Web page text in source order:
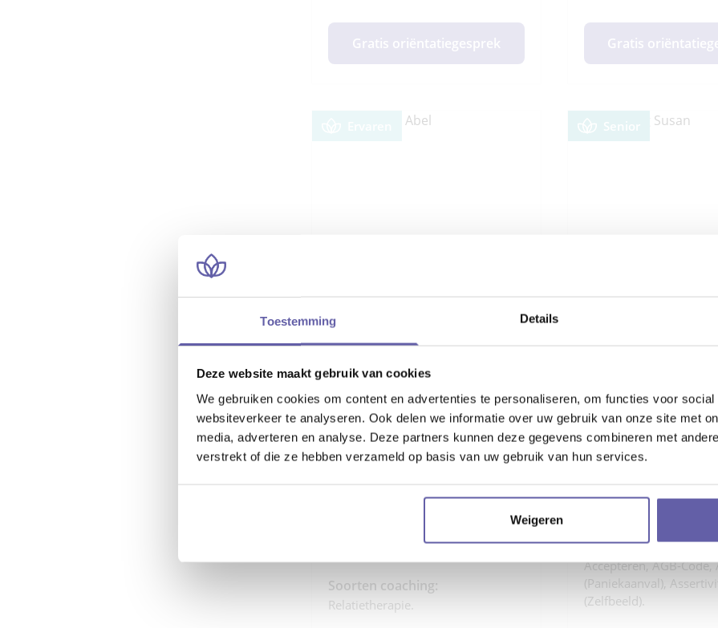
Toestemming Details
Deze website maakt gebruik van cookies
We gebruiken cookies om content en advertenties te personaliseren, om functies voor
websiteverkeer te analyseren. Ook delen we informatie over uw gebruik van onze site met
media, adverteren en analyse. Deze partners kunnen deze gegevens combineren met
verstrekt of die ze hebben verzameld op basis van uw gebruik van hun services.
Weigeren
Gratis oriëntatiegesprek Gratis
Relatiecoach Abel
Dit is Relatiecoach Abel:
Invoelend, nuchter, humorvol,
praktisch.
Accepteren, ACT (Acceptance
Commitment Therapie), Advocaten,
Soorten coaching:
Relatietherapie.
Senior
Dit is Psycholoog
Verbindend,
inzichtgevend, praktisch.
•
(leiderschap
Leiderschap
Accepteren, AGB-Code,
(paniekaanval),
(zelfbeeld).